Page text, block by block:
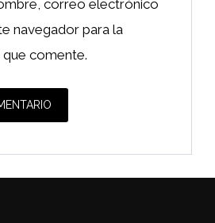
correo electrónico
navegador para la
comente.